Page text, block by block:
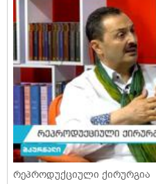
რეპროდუქციული ქირურგია